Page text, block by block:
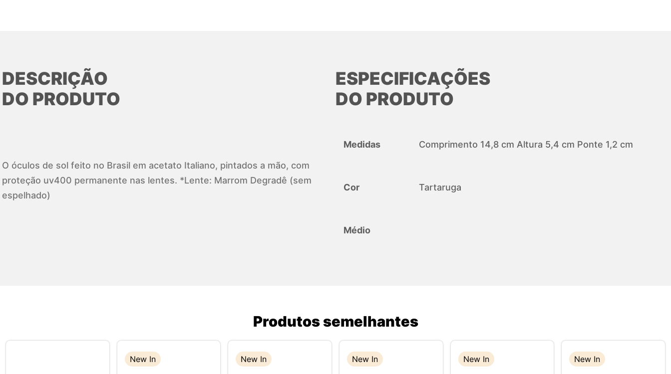
DESCRIÇÃO
DO PRODUTO
O óculos de sol feito no Brasil em acetato Italiano, pintados a mão, com
proteção uv400 permanente nas lentes. *Lente: Marrom Degradê (sem
espelhado)
ESPECIFICAÇÕES
DO PRODUTO
Medidas Comprimento 14,8 cm Altura 5,4 cm Ponte 1,2 cm
Cor Tartaruga
Médio
Produtos semelhantes
New In New In New In New In
New In New In